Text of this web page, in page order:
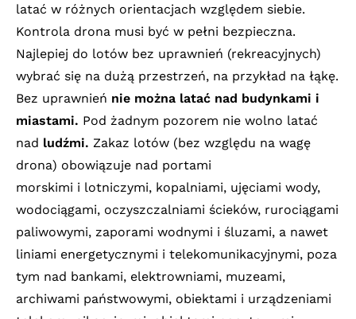
latać w różnych orientacjach względem siebie.
Kontrola drona musi być w pełni bezpieczna.
Najlepiej do lotów bez uprawnień (rekreacyjnych)
wybrać się na dużą przestrzeń, na przykład na łąkę.
Bez uprawnień nie można latać nad budynkami i
miastami. Pod żadnym pozorem nie wolno latać
nad ludźmi. Zakaz lotów (bez względu na wagę
drona) obowiązuje nad portami
morskimi i lotniczymi, kopalniami, ujęciami wody,
wodociągami, oczyszczalniami ścieków, rurociągami
paliwowymi, zaporami wodnymi i śluzami, a nawet
liniami energetycznymi i telekomunikacyjnymi, poza
tym nad bankami, elektrowniami, muzeami,
archiwami państwowymi, obiektami i urządzeniami